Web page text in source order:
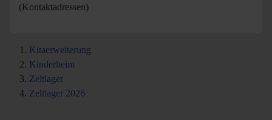
(Kontaktadressen)
Kitaerweiterung
Kinderheim
Zeltlager
Zeltlager 2026